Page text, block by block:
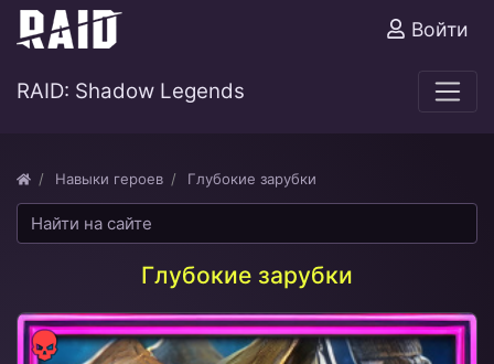
Войти
RAID: Shadow Legends
Навыки героев Глубокие зарубки
Глубокие зарубки
Сила